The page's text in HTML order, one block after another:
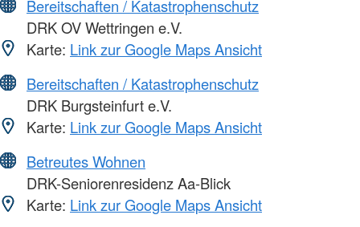
Bereitschaften / Katastrophenschutz
DRK OV Wettringen e.V.
Karte: Link zur Google Maps Ansicht
Bereitschaften / Katastrophenschutz
DRK Burgsteinfurt e.V.
Karte: Link zur Google Maps Ansicht
Betreutes Wohnen
DRK-Seniorenresidenz Aa-Blick
Karte: Link zur Google Maps Ansicht